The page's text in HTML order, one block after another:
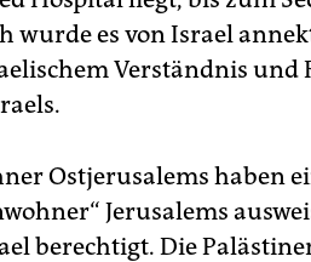
wurde es von Israel
Verständnis und
Ostjerusalems haben
Jerusalems
berechtigt. Die